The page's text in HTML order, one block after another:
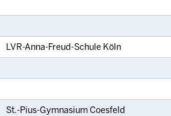
LVR-Anna-Freud-Schule Köln
St.-Pius-Gymnasium Coesfeld